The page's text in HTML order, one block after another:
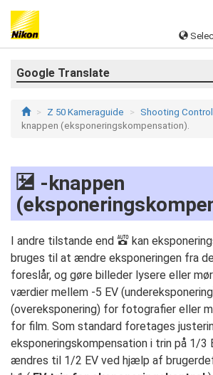
Google Translate
Z 50 Kameraguide Shooting
knappen (eksponeringskompensation).
E -knappen
I andre tilstande end b kan
bruges til at ændre eksponeringen fra
foreslår, og gøre billeder lysere eller
værdier mellem -5 EV
(overeksponering) for fotografier eller
for film. Som standard foretages
eksponeringskompensation i trin på 1/3
ændres til 1/2 EV ved hjælp af